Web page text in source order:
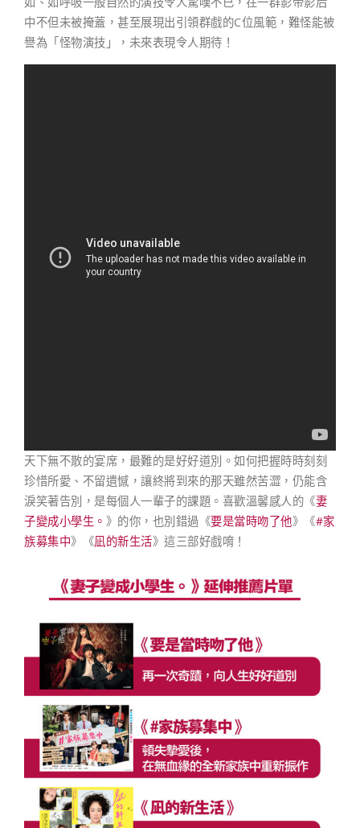
中不但未被掩蓋，甚至展現出引領群戲的C位風範，難怪能被
譽為「怪物演技」，未來表現令人期待！
天下無不散的宴席，最難的是好好道別。如何把握時時刻刻
珍惜所愛、不留遺憾，讓終將到來的那天雖然苦澀，仍能含
淚笑著告別，是每個人一輩子的課題。喜歡溫馨感人的《妻
子變成小學生。 》的你，也別錯過《要是當時吻了他》《#家
族募集中》《凪的新生活》這三部好戲唷！